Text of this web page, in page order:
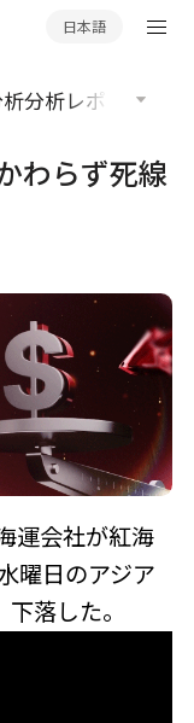
日本語
分析レポート
わらず死線
運会社が紅海
曜日のアジア
落した。